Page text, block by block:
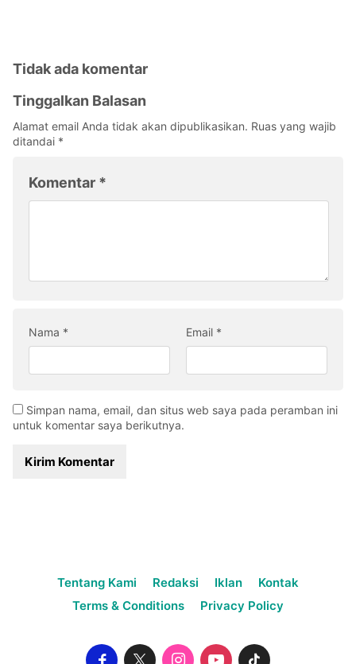
Tidak ada komentar
Tinggalkan Balasan
Alamat email Anda tidak akan dipublikasikan. Ruas yang wajib
ditandai *
Komentar *
Nama * Email *
Simpan nama, email, dan situs web saya pada peramban ini
untuk komentar saya berikutnya.
Tentang Kami Redaksi Iklan
Kontak
Terms & Conditions
Privacy Policy